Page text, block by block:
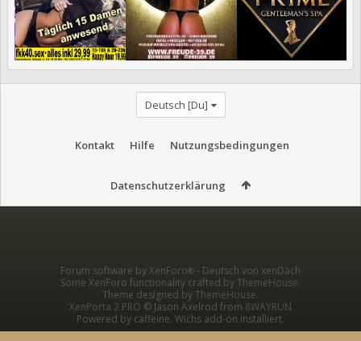
Deutsch [Du]
Kontakt Hilfe Nutzungsbedingungen
Datenschutzerklärung
Forum software by XenForo® - Deutsch von xenDach
Some XenForo functionality crafted byThemeHouse.
Theme designed byThemeHouse.
XenPorta 2 PRO © Jason Axelrod from 8WAYRUN
Powered by caffeine. Wichs add-on installiert.